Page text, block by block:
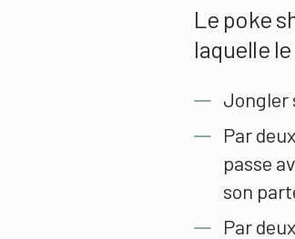
Le poke
laquelle
Jongler
Par
passe
son
Par